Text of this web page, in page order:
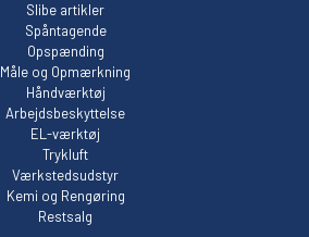
Slibe artikler
Spåntagende
Opspænding
Måle og Opmærkning
Håndværktøj
Arbejdsbeskyttelse
EL-værktøj
Trykluft
Værkstedsudstyr
Kemi og Rengøring
Restsalg